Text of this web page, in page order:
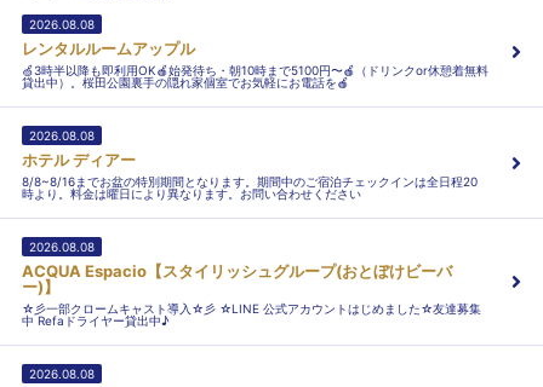
2026.08.08
レンタルルームアップル
🍏3時半以降も即利用OK🍎始発待ち・朝10時まで5100円〜🍎（ドリンクor休憩着無料
貸出中）。桜田公園裏手の隠れ家個室でお気軽にお電話を🍎
2026.08.08
ホテル ディアー
8/8~8/16までお盆の特別期間となります。期間中のご宿泊チェックインは全日程20
時より。料金は曜日により異なります。お問い合わせください
2026.08.08
ACQUA Espacio【スタイリッシュグループ(おとぼけビーバ
ー)】
☆彡一部クロームキャスト導入☆彡 ☆LINE 公式アカウントはじめました☆友達募集
中 Refaドライヤー貸出中♪
2026.08.08